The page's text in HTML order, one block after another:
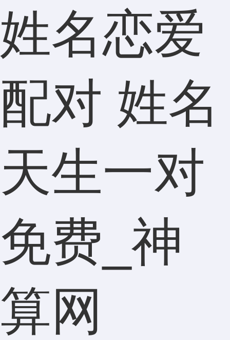
姓名恋爱
配对 姓名
天生一对
免费_神
算网